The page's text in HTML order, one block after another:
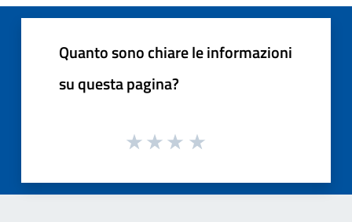
Quanto sono chiare le informazioni
su questa pagina?